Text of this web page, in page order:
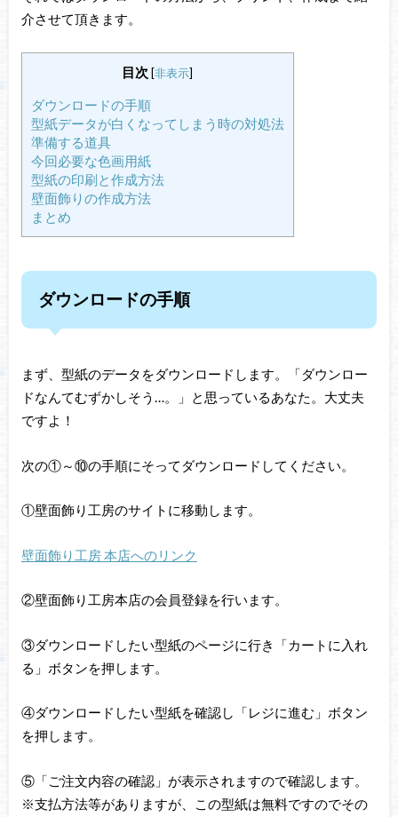
介させて頂きます。
目次 [非表示]
ダウンロードの手順
型紙データが白くなってしまう時の対処法
準備する道具
今回必要な色画用紙
型紙の印刷と作成方法
壁面飾りの作成方法
まとめ
ダウンロードの手順
まず、型紙のデータをダウンロードします。「ダウンロー
ドなんてむずかしそう…。」と思っているあなた。大丈夫
ですよ！
次の①～⑩の手順にそってダウンロードしてください。
①壁面飾り工房のサイトに移動します。
壁面飾り工房 本店へのリンク
②壁面飾り工房本店の会員登録を行います。
③ダウンロードしたい型紙のページに行き「カートに入れ
る」ボタンを押します。
④ダウンロードしたい型紙を確認し「レジに進む」ボタン
を押します。
⑤「ご注文内容の確認」が表示されますので確認します。
※支払方法等がありますが、この型紙は無料ですのでその